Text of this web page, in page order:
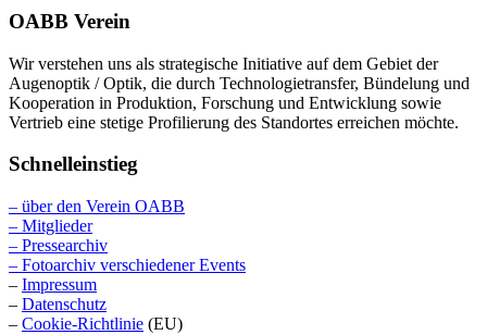
OABB Verein
Wir verstehen uns als strategische Initiative auf dem Gebiet der
Augenoptik / Optik, die durch Technologietransfer, Bündelung und
Kooperation in Produktion, Forschung und Entwicklung sowie
Vertrieb eine stetige Profilierung des Standortes erreichen möchte.
Schnelleinstieg
– über den Verein OABB
– Mitglieder
– Pressearchiv
– Fotoarchiv verschiedener Events
– Impressum
– Datenschutz
– Cookie-Richtlinie (EU)